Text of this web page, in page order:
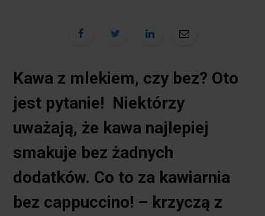
Kawa z mlekiem, czy bez? Oto
jest pytanie! Niektórzy
uważają, że kawa najlepiej
smakuje bez żadnych
dodatków. Co to za kawiarnia
bez cappuccino! – krzyczą z